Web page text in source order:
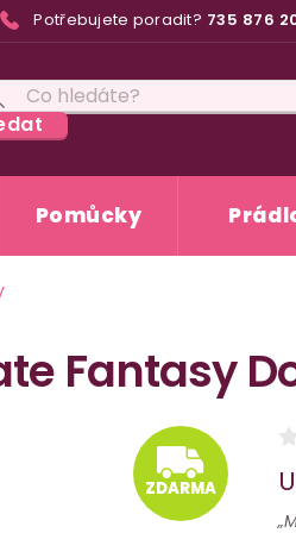
Potřebujete poradit? 735 876
Pomůcky
Fantasy
ZDARMA